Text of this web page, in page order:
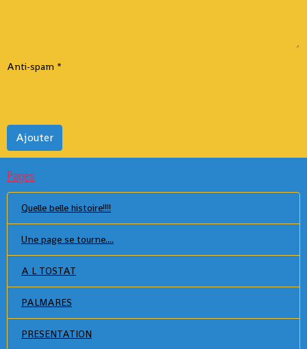
Anti-spam
Ajouter
Pages
Quelle belle histoire!!!!
Une page se tourne....
A L TOSTAT
PALMARES
PRESENTATION